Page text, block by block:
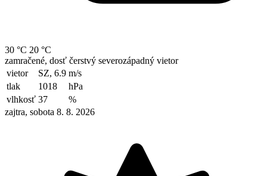
30 °C 20 °C
zamračené, dosť čerstvý severozápadný vietor
vietor
SZ, 6.9 m/s
tlak
1018
hPa
vlhkosť 37
%
zajtra, sobota 8. 8. 2026